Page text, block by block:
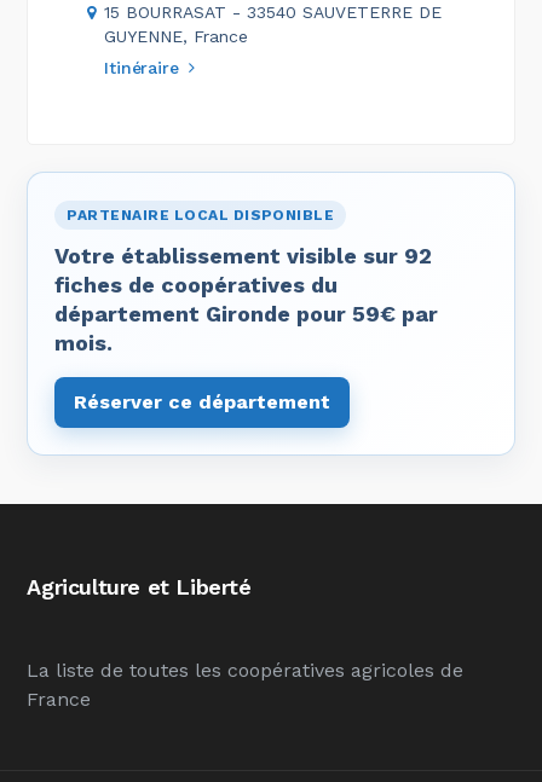
15 BOURRASAT - 33540 SAUVETERRE DE
GUYENNE, France
Itinéraire
PARTENAIRE LOCAL DISPONIBLE
Votre établissement visible sur 92
fiches de coopératives du
département Gironde pour 59€ par
mois.
Réserver ce département
Agriculture et Liberté
La liste de toutes les coopératives agricoles de
France